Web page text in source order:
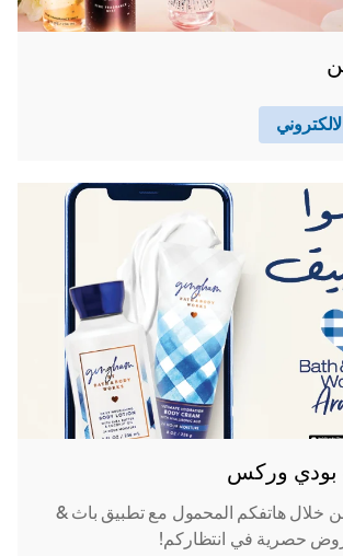
بودي وركس
خلال هاتفكم المحمول مع تطبيق باث &
حصرية في انتظاركم!